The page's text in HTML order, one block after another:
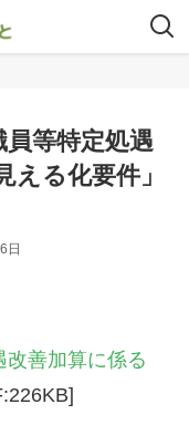
員等特定処遇
える化要件」
日
善加算に係る